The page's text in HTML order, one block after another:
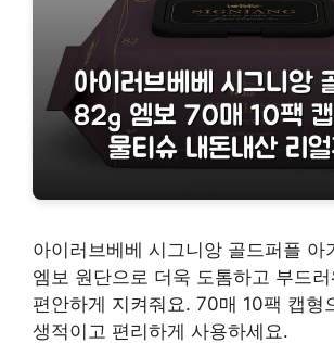
아이러브베베 시그니앙 골드퍼플 아
엠보 원단으로 더욱 도톰하고 부드
편안하게 지켜줘요. 70매 10팩 캡형
생적이고 편리하게 사용하세요.